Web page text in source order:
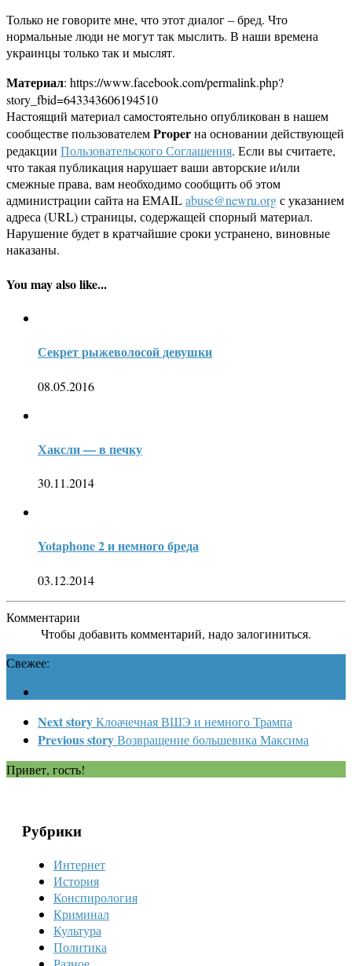
Только не говорите мне, что этот диалог – бред. Что
нормальные люди не могут так мыслить. В наши времена
украинцы только так и мыслят.
Материал: https://www.facebook.com/permalink.php?
story_fbid=643343606194510
Настоящий материал самостоятельно опубликован в нашем
сообществе пользователемProperна основании действующей
редакции Пользовательского Соглашения. Если вы считаете,
что такая публикация нарушает ваши авторские и/или
смежные права, вам необходимо сообщить об этом
администрации сайта на EMAILabuse@newru.orgс указанием
адреса (URL) страницы, содержащей спорный материал.
Нарушение будет в кратчайшие сроки устранено, виновные
наказаны.
You may also like...
Секрет рыжеволосой девушки
08.05.2016
Хаксли — в печку
30.11.2014
Yotaphone 2 и немного бреда
03.12.2014
Комментарии
Чтобы добавить комментарий, надо залогиниться.
Свежее:
Next storyКлоачечная ВШЭ и немного Трампа
Previous storyВозвращение большевика Максима
Привет, гость!
Рубрики
Интернет
История
Конспирология
Криминал
Культура
Политика